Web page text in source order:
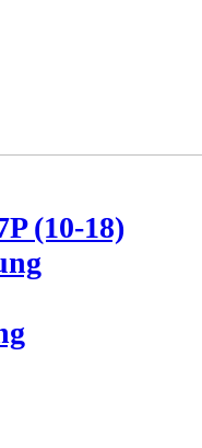
(10-18)